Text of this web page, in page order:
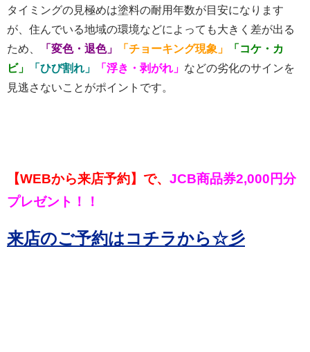
タイミングの見極めは塗料の耐用年数が目安になります
が、住んでいる地域の環境などによっても大きく差が出る
ため、
「 変色・退色」 「チョーキング現象」
「コケ・カ
ビ」
「ひび割れ」 「浮き・剥がれ」 などの劣化のサインを
見逃さないことがポイントです。
【WEBから来店予約】で、 JCB商品券2,000円分
プレゼント！！
来店のご予約はコチラから☆彡